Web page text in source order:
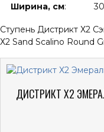
Ширина, см: 30
Ступень Дистрикт Х2
Х2 Sand Scalino Round
ДИСТРИКТ Х2